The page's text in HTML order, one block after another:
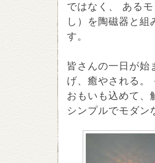
ではなく、 ある
し）を陶磁器と
す。
皆さんの一日が始
げ、癒やされる。
おもいも込めて、
シンプルでモダン